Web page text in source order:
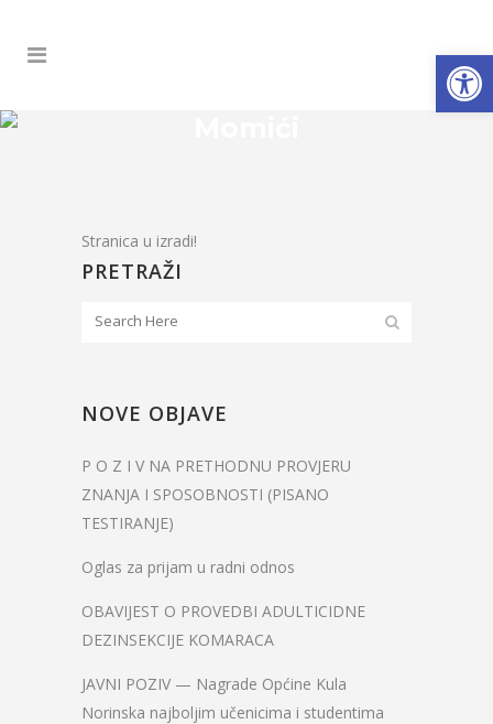
Stranica u izradi!
PRETRAŽI
NOVE OBJAVE
P O Z I V NA PRETHODNU PROVJERU
ZNANJA I SPOSOBNOSTI (PISANO
TESTIRANJE)
Oglas za prijam u radni odnos
OBAVIJEST O PROVEDBI ADULTICIDNE
DEZINSEKCIJE KOMARACA
JAVNI POZIV — Nagrade Općine Kula
Norinska najboljim učenicima i studentima